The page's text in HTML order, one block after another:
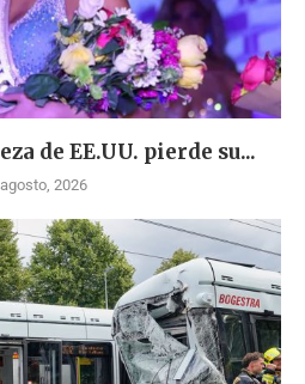
de EE.UU. pierde su...
2026